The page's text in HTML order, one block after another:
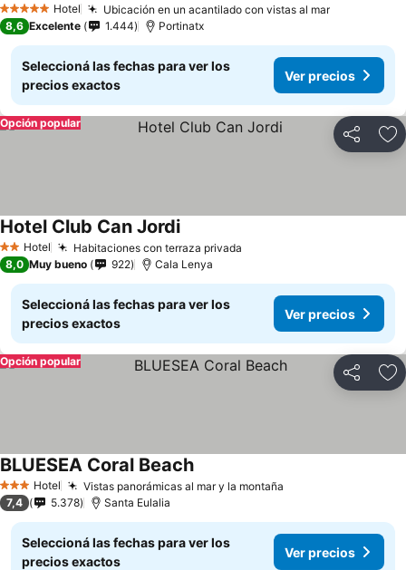
5 Estrellas Hotel Ubicación en un acantilado con vistas al mar
8,6 Excelente 1.444 Portinatx
Seleccioná las fechas para ver los
precios exactos
Ver precios
Compartir
Opción popular
2 Estrellas
Hotel Habitaciones con terraza privada
Hotel Club Can Jordi
8,0 Muy bueno 922 Cala Lenya
Seleccioná las fechas para ver los
precios exactos
Ver precios
Compartir
Opción popular
3 Estrellas
Hotel Vistas panorámicas al mar y la montaña
BLUESEA Coral Beach
7,4 5.378 Santa Eulalia
Seleccioná las fechas para ver los
precios exactos
Ver precios